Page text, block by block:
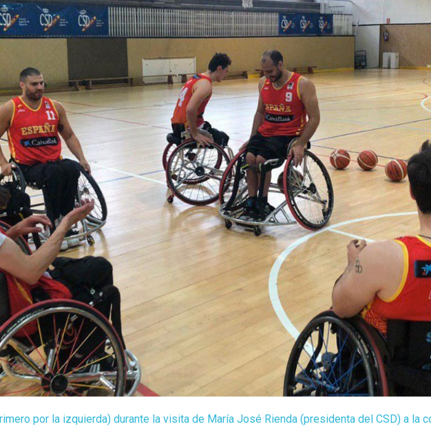
por la izquierda) durante la visita de María José Rienda (presidenta del CSD) a la